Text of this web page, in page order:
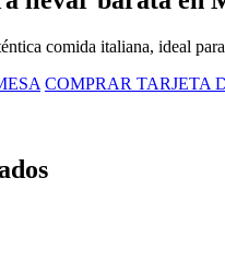
comida italiana, ideal
COMPRAR TARJETA